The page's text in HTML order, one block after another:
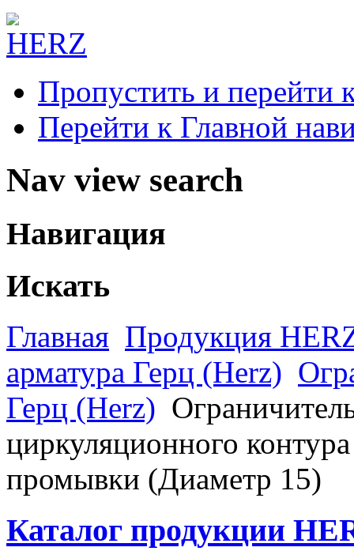
Пропустить и перейти
Перейти к Главной
Nav view search
Навигация
Искать
Главная Продукция
арматура Герц (Herz)
Герц (Herz)
циркуляционного
промывки (Диаметр 15)
Каталог продукции